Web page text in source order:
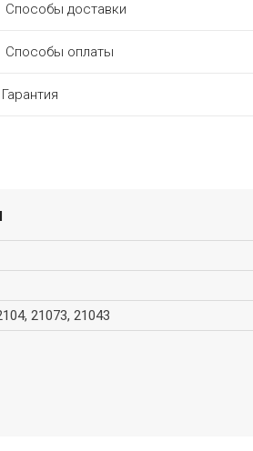
Способы доставки
Способы оплаты
Гарантия
21073, 21043